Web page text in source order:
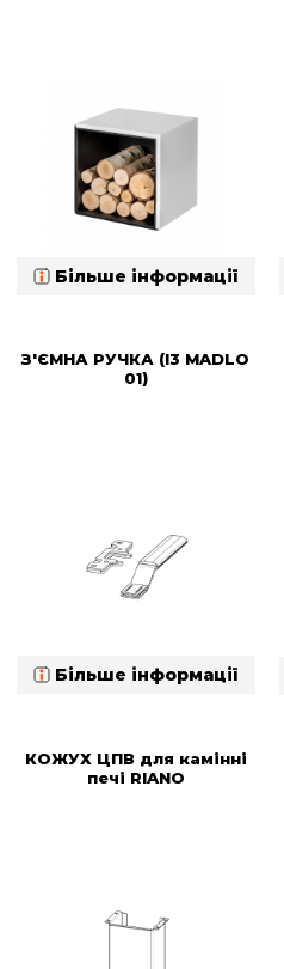
Більше інформації
З'ЄМНА РУЧКА (I3 MADLO
01)
Більше інформації
КОЖУХ ЦПВ для камінні
печі RIANO